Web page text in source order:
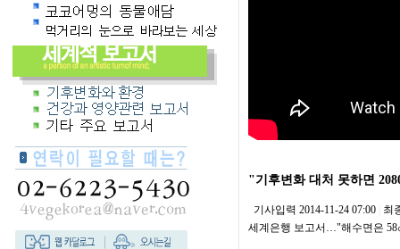
"기후변화 대처 못하면
기사입력 2014-11-24 07:00
최
세계은행 보고서…"해수면은 58